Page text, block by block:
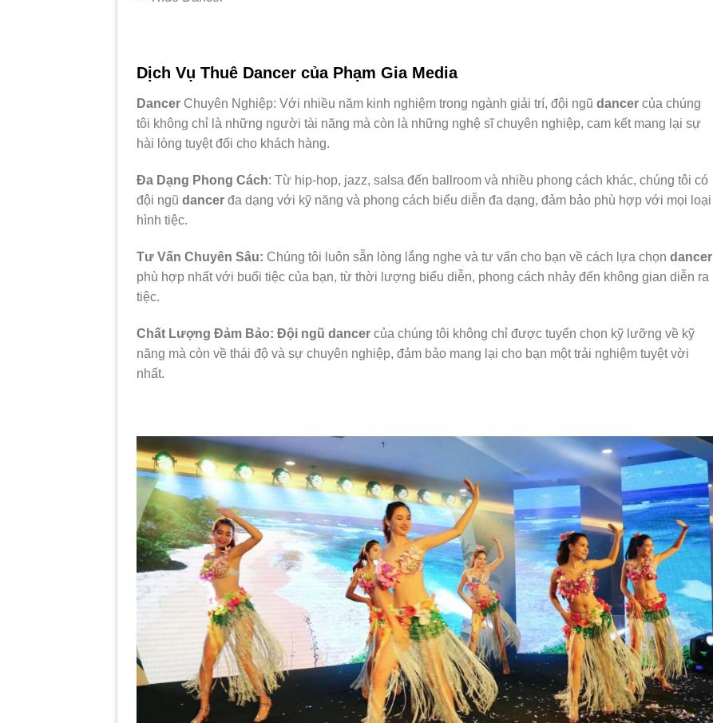
Dịch Vụ Thuê Dancer của Phạm Gia Media
Dancer Chuyên Nghiệp: Với nhiều năm kinh nghiệm trong ngành giải trí, đội ngũ dancer của chúng
tôi không chỉ là những người tài năng mà còn là những nghệ sĩ chuyên nghiệp, cam kết mang lại sự
hài lòng tuyệt đối cho khách hàng.
Đa Dạng Phong Cách: Từ hip-hop, jazz, salsa đến ballroom và nhiều phong cách khác, chúng tôi có
đội ngũ dancer đa dạng với kỹ năng và phong cách biểu diễn đa dạng, đảm bảo phù hợp với mọi loại
hình tiệc.
Tư Vấn Chuyên Sâu: Chúng tôi luôn sẵn lòng lắng nghe và tư vấn cho bạn về cách lựa chọn dancer
phù hợp nhất với buổi tiệc của bạn, từ thời lượng biểu diễn, phong cách nhảy đến không gian diễn ra
tiệc.
Chất Lượng Đảm Bảo: Đội ngũ dancer của chúng tôi không chỉ được tuyển chọn kỹ lưỡng về kỹ
năng mà còn về thái độ và sự chuyên nghiệp, đảm bảo mang lại cho bạn một trải nghiệm tuyệt vời
nhất.